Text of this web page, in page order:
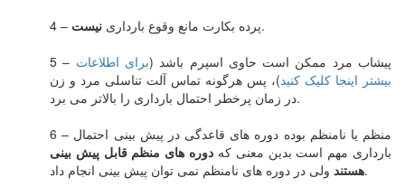
4 – پرده بکارت مانع وقوع بارداری نیست
.
5 – پیشاب مرد ممکن است حاوی اسپرم باشد (برای اطلاعات
بیشتر اینجا کلیک کنید)، پس هرگونه تماس آلت تناسلی مرد و زن
در زمان پرخطر احتمال بارداری را بالاتر می برد.
6 – منظم یا نامنظم بوده دوره های قاعدگی در پیش بینی احتمال
بارداری مهم است بدین معنی که دوره های منظم قابل پیش بینی
هستندولی در دوره های نامنظم نمی توان پیش بینی انجام داد.